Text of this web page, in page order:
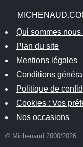
Qui sommes nous
Plan du site
Mentions légales
Conditions
Politique de
Cookies : Vos
Nos occasions
© Michenaud 2000/2026